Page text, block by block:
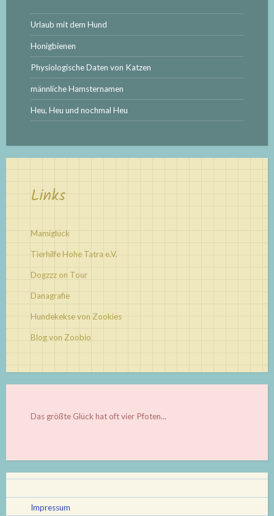
Urlaub mit dem Hund
Honigbienen
Physiologische Daten von Katzen
männliche Hamsternamen
Heu, Heu und nochmal Heu
Links
Mamiglück
Tierhilfe Hohe Tatra e.V.
Dogzzz on Tour
Danagrafie
Hundekekse von Zookies
Blog von Zoobio
Das größte Glück hat oft vier Pfoten...
Impressum